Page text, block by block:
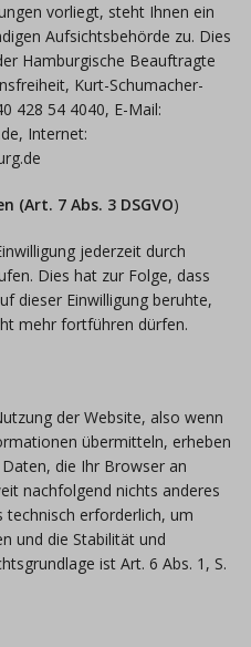
vorliegt, steht Ihnen ein
Aufsichtsbehörde zu. Dies
Hamburgische Beauftragte
Kurt-Schumacher-
428 54 4040, E-Mail:
Internet:
(Art. 7 Abs. 3 DSGVO)
jederzeit durch
Dies hat zur Folge, dass
dieser Einwilligung beruhte,
mehr fortführen dürfen.
der Website, also wenn
übermitteln, erheben
die Ihr Browser an
nachfolgend nichts anderes
technisch erforderlich, um
und die Stabilität und
ist Art. 6 Abs. 1, S.